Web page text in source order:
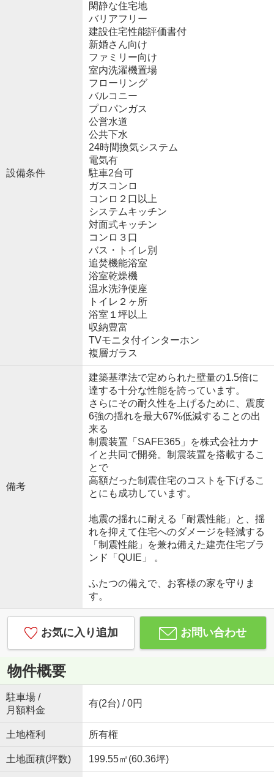
設備条件
閑静な住宅地
バリアフリー
建設住宅性能評価書付
新婚さん向け
ファミリー向け
室内洗濯機置場
フローリング
バルコニー
プロパンガス
公営水道
公共下水
24時間換気システム
電気有
駐車2台可
ガスコンロ
コンロ２口以上
システムキッチン
対面式キッチン
コンロ３口
バス・トイレ別
追焚機能浴室
浴室乾燥機
温水洗浄便座
トイレ２ヶ所
浴室１坪以上
収納豊富
TVモニタ付インターホン
複層ガラス
備考
建築基準法で定められた壁量の1.5倍に
達する十分な性能を誇っています。
さらにその耐久性を上げるために、震度
6強の揺れを最大67%低減することの出
来る
制震装置「SAFE365」を株式会社カナ
イと共同で開発。制震装置を搭載するこ
とで
高額だった制震住宅のコストを下げるこ
とにも成功しています。
地震の揺れに耐える「耐震性能」と、揺
れを抑えて住宅へのダメージを軽減する
「制震性能」を兼ね備えた建売住宅ブラ
ンド「QUIE」 。
ふたつの備えで、お客様の家を守りま
す。
お気に入り追加 お問い合わせ
物件概要
駐車場 /
月額料金
有(2台) / 0円
土地権利 所有権
土地面積(坪数) 199.55㎡(60.36坪)